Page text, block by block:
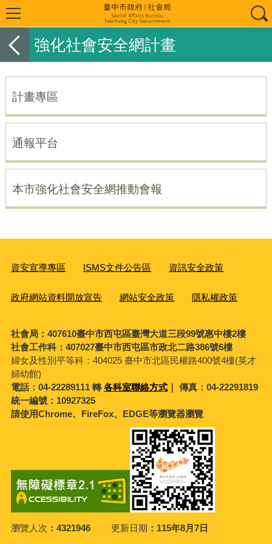
強化社會安全網計畫
計畫專區
通報平台
本市強化社會安全網推動會報
資安宣導專區 ISMS文件公告區 資訊安全政策
政府網站資料開放宣告 網站安全政策 隱私權政策
社會局：407610臺中市西屯區臺灣大道三段99號惠中樓2樓
社會工作科：407027臺中市西屯區市政北二路386號6樓
婦女及性別平等科： 404025 臺中市北區民權路400號4樓(英才
婦幼館)
電話：04-22289111 轉各科室聯絡方式｜ 傳真：04-22291819
統一編號：10927325
請使用Chrome、FireFox、EDGE等瀏覽器瀏覽
瀏覽人次 4321946 更新日期 115年8月7日